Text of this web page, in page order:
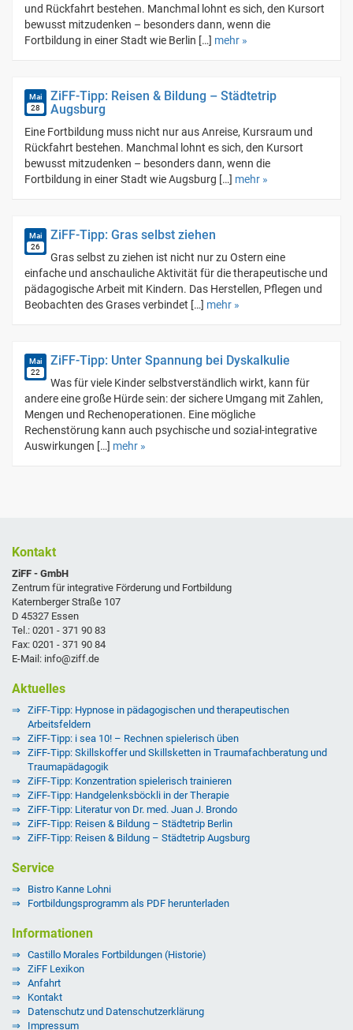
und Rückfahrt bestehen. Manchmal lohnt es sich, den Kursort
bewusst mitzudenken – besonders dann, wenn die
Fortbildung in einer Stadt wie Berlin […] mehr »
Mai
28
ZiFF-Tipp: Reisen & Bildung – Städtetrip
Augsburg
Eine Fortbildung muss nicht nur aus Anreise, Kursraum und
Rückfahrt bestehen. Manchmal lohnt es sich, den Kursort
bewusst mitzudenken – besonders dann, wenn die
Fortbildung in einer Stadt wie Augsburg […] mehr »
Mai
26
ZiFF-Tipp: Gras selbst ziehen
Gras selbst zu ziehen ist nicht nur zu Ostern eine
einfache und anschauliche Aktivität für die therapeutische und
pädagogische Arbeit mit Kindern. Das Herstellen, Pflegen und
Beobachten des Grases verbindet […] mehr »
Mai
22
ZiFF-Tipp: Unter Spannung bei Dyskalkulie
Was für viele Kinder selbstverständlich wirkt, kann für
andere eine große Hürde sein: der sichere Umgang mit Zahlen,
Mengen und Rechenoperationen. Eine mögliche
Rechenstörung kann auch psychische und sozial-integrative
Auswirkungen […] mehr »
Kontakt
ZiFF - GmbH
Zentrum für integrative Förderung und Fortbildung
Katernberger Straße 107
D 45327 Essen
Tel.: 0201 - 371 90 83
Fax: 0201 - 371 90 84
E-Mail: info@ziff.de
Aktuelles
ZiFF-Tipp: Hypnose in pädagogischen und therapeutischen
Arbeitsfeldern
ZiFF-Tipp: i sea 10! – Rechnen spielerisch üben
ZiFF-Tipp: Skillskoffer und Skillsketten in Traumafachberatung und
Traumapädagogik
ZiFF-Tipp: Konzentration spielerisch trainieren
ZiFF-Tipp: Handgelenksböckli in der Therapie
ZiFF-Tipp: Literatur von Dr. med. Juan J. Brondo
ZiFF-Tipp: Reisen & Bildung – Städtetrip Berlin
ZiFF-Tipp: Reisen & Bildung – Städtetrip Augsburg
Service
Bistro Kanne Lohni
Fortbildungsprogramm als PDF herunterladen
Informationen
Castillo Morales Fortbildungen (Historie)
ZiFF Lexikon
Anfahrt
Kontakt
Datenschutz und Datenschutzerklärung
Impressum